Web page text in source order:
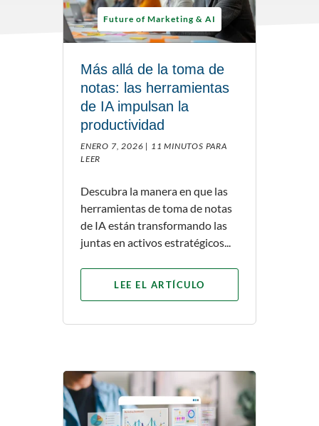
Future of Marketing & AI
Más allá de la toma de
notas: las herramientas
de IA impulsan la
productividad
ENERO 7, 2026 | 11 MINUTOS PARA
LEER
Descubra la manera en que las
herramientas de toma de notas
de IA están transformando las
juntas en activos estratégicos...
LEE EL ARTÍCULO